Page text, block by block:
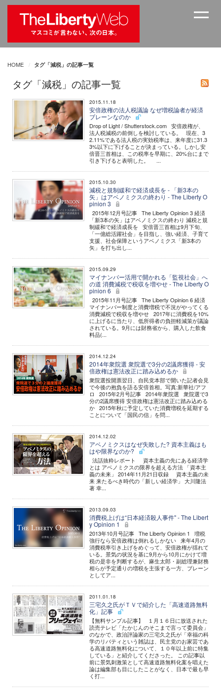
HOME タグ「減税」の記事一覧
タグ「減税」の記事一覧
2015.11.18
安倍政権の法人税議論 なぜ増税論者が経済
ブレーンなのか
Drop of Light / Shutterstock.com 安倍政権が、
法人税減税の前倒しを検討している。 現在、3
2.11%である法人税の実効税率は、来年度に31.3
3%以下に下げることが決まっている。しかし安
倍晋三首相は、この税率を早期に、20%台にまで
引き下げると表明した。 ...
2015.10.30
減税と規制緩和で経済成長を - 「新3本の
矢」はアベノミクスの終わり - The Liberty O
pinion 3
2015年12月号記事 The Liberty Opinion 3 経済
「新3本の矢」はアベノミクスの終わり 減税と規
制緩和で経済成長を 安倍晋三首相は9月下旬、
「一億総活躍社会」を目指し、強い経済、子育て
支援、社会保障というアベノミクス「新3本の
矢」を打ち出し...
2015.09.29
マイナンバー活用で開かれる「監視社会」へ
の道 消費減税で税収を増やせ - The Liberty O
pinion 6
2015年11月号記事 The Liberty Opinion 6 経済
マイナンバー制度と消費増税で不況がやってくる
消費減税で税収を増やせ 2017年に消費税を10%
に上げるに当たり、低所得者の負担軽減策が議論
されている。9月には財務省から、購入した飲食
料品(...
2014.12.24
2014年衆院選 衆院選で3分の2議席獲得 - 安
倍政権は憲法改正に踏み込めるか
衆院選投開票翌日、自民党本部で開いた記者会見
で今後の抱負を語る安倍首相。写真:新華社/アフ
ロ 2015年2月号記事 2014年衆院選 衆院選で3
分の2議席獲得 安倍政権は憲法改正に踏み込める
か 2015年秋に予定していた消費増税を延期する
ことについて「国民の信」を問...
2014.12.02
アベノミクスはなぜ失敗した? 資本主義はも
はや限界なのか?
法話抜粋レポート 資本主義の先にある経済学
とは アベノミクスの限界を超える方法 「資本主
義の未来」 2014年11月21日収録 資本主義の未
来 来たるべき時代の「新しい経済学」 大川隆法
著 幸...
2013.09.03
消費税上げは“日本経済殺人事件" - The Libert
y Opinion 1
2013年10月号記事 The Liberty Opinion 1 増税
強行なら安倍政権は倒れるしかない 来年4月の
消費税率引き上げをめぐって、安倍政権が揺れて
いる。景気の状況を基に9月から10月にかけて増
税の是非を判断するが、麻生太郎・副総理兼財務
相らが予定通りの増税を主張する一方、ブレーン
としてア...
2011.01.18
三宅久之氏がＴＶで紹介した「高速道路無料
化」記事
【無料サンプル記事】 １月１６日に放送された
読売テレビ「たかじんのそこまで言って委員会」
のなかで、政治評論家の三宅久之氏が「幸福の科
学のリバティという雑誌は、民主党のお家芸であ
る高速道路無料化について、１０年以上前に特集
している」と紹介してくださった。 この記事以
前に景気刺激策として高速道路無料化案を唱えた
論は編集部も目にしたことがなく、日本で最も早
く打...